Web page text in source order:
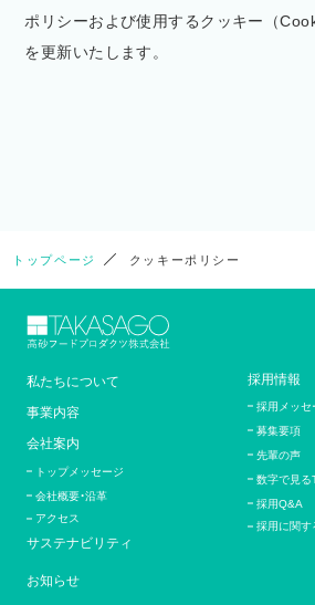
ポリシーおよび使用するクッキー（
を更新いたします。
トップページ クッキーポリシー
私たちについて
事業内容
会社案内
トップメッセージ
会社概要・沿革
アクセス
サステナビリティ
採用情報
採用メッセ
募集要項
先輩の声
数字で見る
採用Q&A
採用に関す
お知らせ